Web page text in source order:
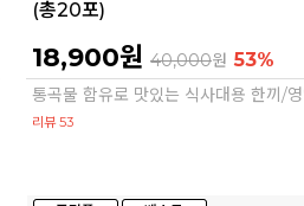
(총20포)
18,900원 40,000원 53%
통곡물 함유로 맛있는 식사대용 한끼/
리뷰 53